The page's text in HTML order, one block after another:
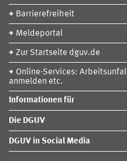
Barrierefreiheit
Meldeportal
Zur Startseite dguv.de
Online-Services:
anmelden etc.
Informationen für
Die DGUV
DGUV in Social Media